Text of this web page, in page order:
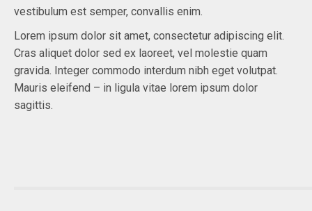
vestibulum est semper, convallis enim.
Lorem ipsum dolor sit amet, consectetur adipiscing elit.
Cras aliquet dolor sed ex laoreet, vel molestie quam
gravida. Integer commodo interdum nibh eget volutpat.
Mauris eleifend – in ligula vitae lorem ipsum dolor
sagittis.